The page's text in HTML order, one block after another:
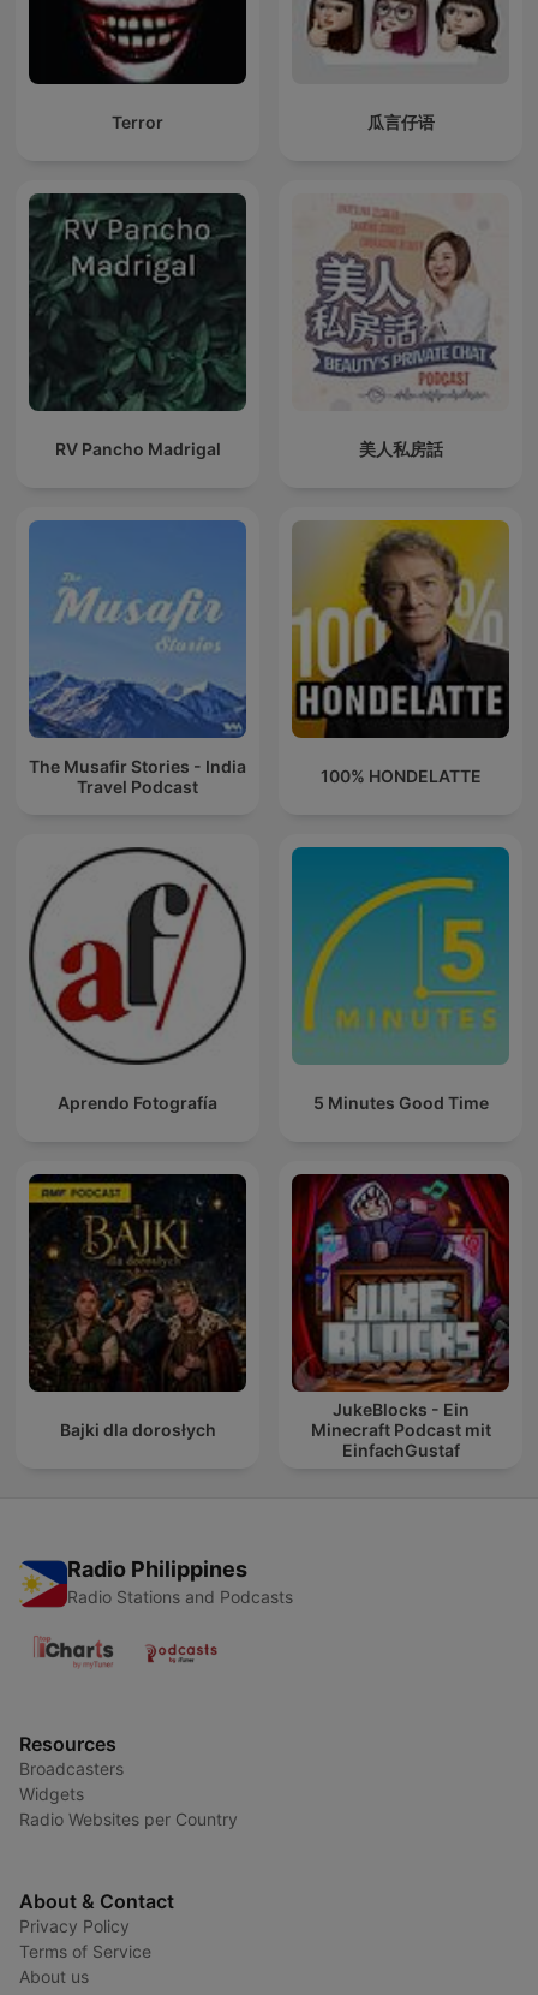
Terror 瓜言仔语
RV Pancho Madrigal 美人私房話
The Musafir Stories - India
Travel Podcast
100% HONDELATTE
Aprendo Fotografía 5 Minutes Good Time
Bajki dla dorosłych
JukeBlocks - Ein
Minecraft Podcast mit
EinfachGustaf
Radio Philippines
Radio Stations and Podcasts
Resources
Broadcasters
Widgets
Radio Websites per Country
About & Contact
Privacy Policy
Terms of Service
About us